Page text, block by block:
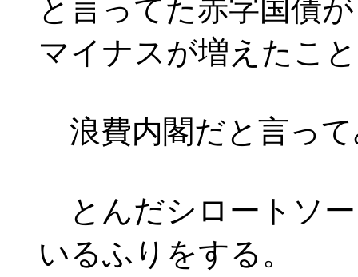
と言ってた赤字国債
マイナスが増えたこ
浪費内閣だと言っ
とんだシロートソ
いるふりをする。